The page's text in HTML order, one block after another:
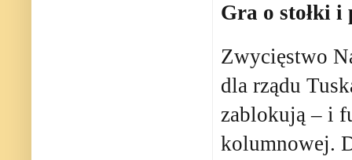
Gra o stołki i
Zwycięstwo
dla rządu
zablokują – i
kolumnowej.